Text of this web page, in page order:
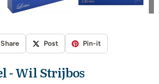
Share Post Pin-it
- Wil Strijbos